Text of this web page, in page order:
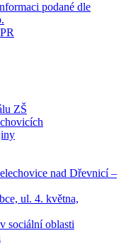
podané dle
ZŠ
nad Dřevnicí –
ul. 4. května,
sociální oblasti